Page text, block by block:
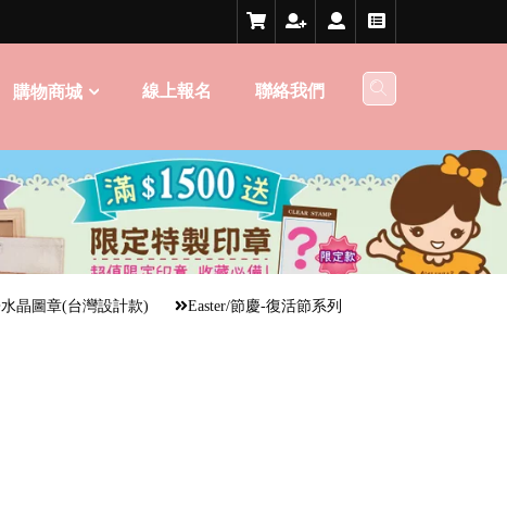
購物商城 線上報名 聯絡我們
水晶圖章(台灣設計款) Easter/節慶-復活節系列